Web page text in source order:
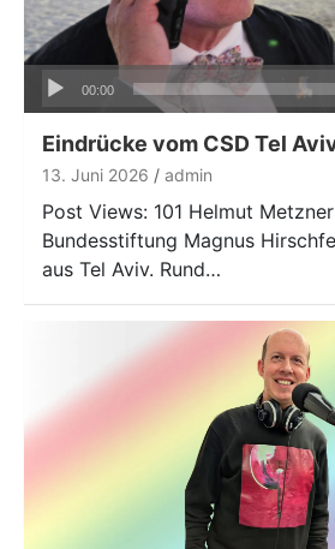
Audio-
Player
00:00
Eindrücke vom CSD Tel
13. Juni 2026 admin
Post Views: 101 Helmut
Bundesstiftung Magnus
aus Tel Aviv. Rund…